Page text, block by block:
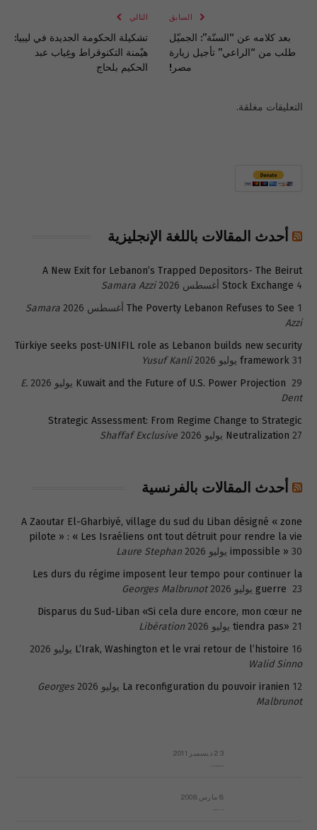
السابق
بعد كلامه عن “السنّة”: الجميّل
طلب من “الراعي” تأجيل زيارة
مصر!
التالي
تشكيلة الحكومة الجديدة في ليبيا:
هيْمنة التكنوقراط وغِياب عبد
الحكيم بلحاج
التعليقات مغلقة.
أحدث المقالات باللغة الإنجليزية
A New Exit for Lebanon’s Trapped Depositors- The Beirut
Stock Exchange 4 أغسطس 2026
Samara Azzi
The Poverty Lebanon Refuses to See 1 أغسطس 2026
Samara
Azzi
Türkiye seeks post-UNIFIL role as Lebanon builds new security
framework 31 يوليو 2026
Yusuf Kanli
Kuwait and the Future of U.S. Power Projection 29 يوليو 2026
E.
Dent
Strategic Assessment: From Regime Change to Strategic
Neutralization 27 يوليو 2026 Shaffaf Exclusive
أحدث المقالات بالفرنسية
A Zaoutar El-Gharbiyé, village du sud du Liban désigné « zone
pilote » : « Les Israéliens ont tout détruit pour rendre la vie
impossible » 30 يوليو 2026
Laure Stephan
Les durs du régime imposent leur tempo pour continuer la
guerre 23 يوليو 2026
Georges Malbrunot
Disparus du Sud-Liban «Si cela dure encore, mon cœur ne
tiendra pas» 21 يوليو 2026
Libération
L’Irak, Washington et le vrai retour de l’histoire 16 يوليو 2026
Walid Sinno
La reconfiguration du pouvoir iranien 12 يوليو 2026
Georges
Malbrunot
23 ديسمبر 2011
8 مارس 2008